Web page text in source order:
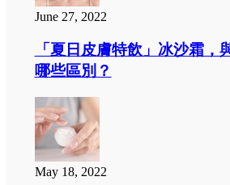
June 27, 2022
「夏日皮膚特飲」冰沙霜，
哪些區別？
May 18, 2022